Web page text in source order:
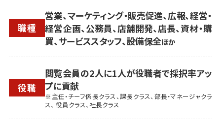
職種
営業、マーケティング・販売促進、広報、経営・
経営企画、公務員、店舗開発、店長、資材・購
買、サービススタッフ、設備保全ほか
役職
閲覧会員の2人に1人が役職者で採択率アッ
プに貢献
※主任・チーフ係長クラス、課長クラス、部長・マネージャクラ
ス、 役員クラス、社長クラス